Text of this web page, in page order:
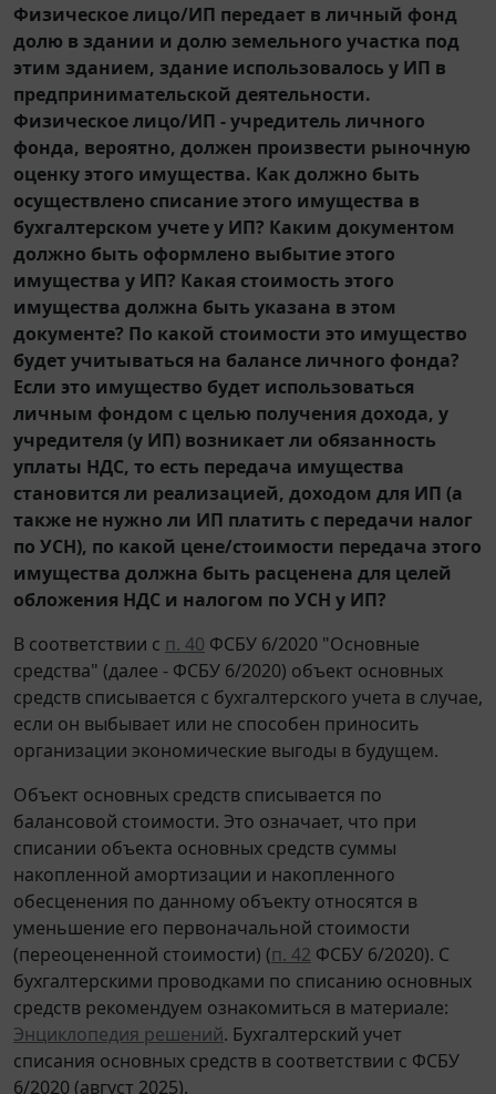
Физическое лицо/ИП передает в личный фонд
долю в здании и долю земельного участка под
этим зданием, здание использовалось у ИП в
предпринимательской деятельности.
Физическое лицо/ИП - учредитель личного
фонда, вероятно, должен произвести рыночную
оценку этого имущества. Как должно быть
осуществлено списание этого имущества в
бухгалтерском учете у ИП? Каким документом
должно быть оформлено выбытие этого
имущества у ИП? Какая стоимость этого
имущества должна быть указана в этом
документе? По какой стоимости это имущество
будет учитываться на балансе личного фонда?
Если это имущество будет использоваться
личным фондом с целью получения дохода, у
учредителя (у ИП) возникает ли обязанность
уплаты НДС, то есть передача имущества
становится ли реализацией, доходом для ИП (а
также не нужно ли ИП платить с передачи налог
по УСН), по какой цене/стоимости передача этого
имущества должна быть расценена для целей
обложения НДС и налогом по УСН у ИП?
В соответствии с п. 40 ФСБУ 6/2020 "Основные
средства" (далее - ФСБУ 6/2020) объект основных
средств списывается с бухгалтерского учета в случае,
если он выбывает или не способен приносить
организации экономические выгоды в будущем.
Объект основных средств списывается по
балансовой стоимости. Это означает, что при
списании объекта основных средств суммы
накопленной амортизации и накопленного
обесценения по данному объекту относятся в
уменьшение его первоначальной стоимости
(переоцененной стоимости) (п. 42 ФСБУ 6/2020). С
бухгалтерскими проводками по списанию основных
средств рекомендуем ознакомиться в материале:
Энциклопедия решений. Бухгалтерский учет
списания основных средств в соответствии с ФСБУ
6/2020 (август 2025).